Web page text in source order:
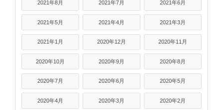
2021年8月 2021年7月 2021年6月
2021年5月 2021年4月 2021年3月
2021年1月 2020年12月 2020年11月
2020年10月 2020年9月 2020年8月
2020年7月 2020年6月 2020年5月
2020年4月 2020年3月 2020年2月